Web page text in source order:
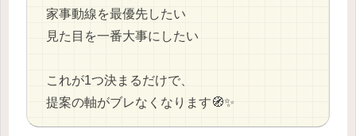
家事動線を最優先したい
見た目を一番大事にしたい
これが1つ決まるだけで、
提案の軸がブレなくなります🧭✨